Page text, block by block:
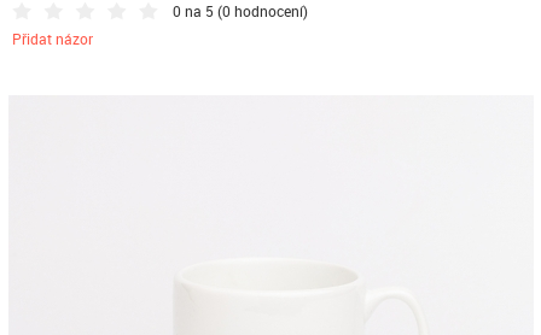
0 na 5 (0 hodnocení)
Přidat názor